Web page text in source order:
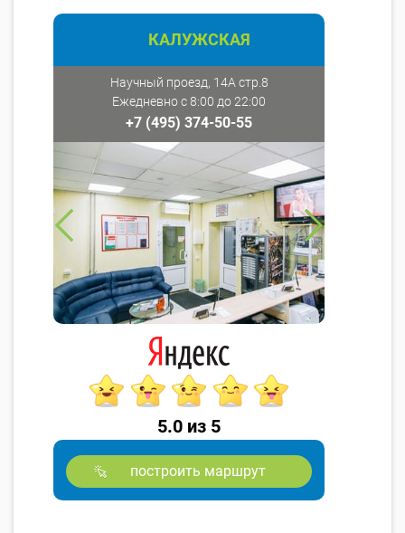
КАЛУЖСКАЯ
Научный проезд, 14А стр.8
Ежедневно с 8:00 до 22:00
+7 (495) 374-50-55
5.0 из 5
построить маршрут